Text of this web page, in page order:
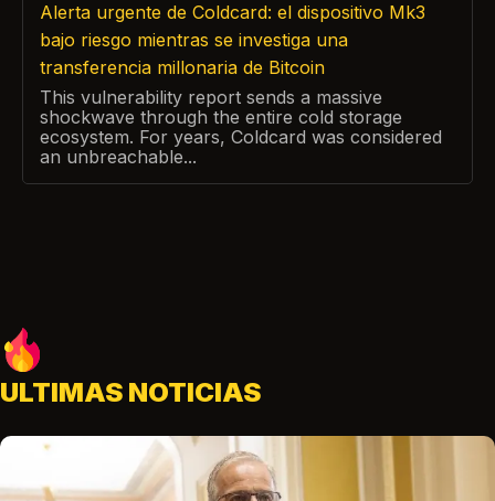
Alerta urgente de Coldcard: el dispositivo Mk3
bajo riesgo mientras se investiga una
transferencia millonaria de Bitcoin
This vulnerability report sends a massive
shockwave through the entire cold storage
ecosystem. For years, Coldcard was considered
an unbreachable...
ULTIMAS NOTICIAS